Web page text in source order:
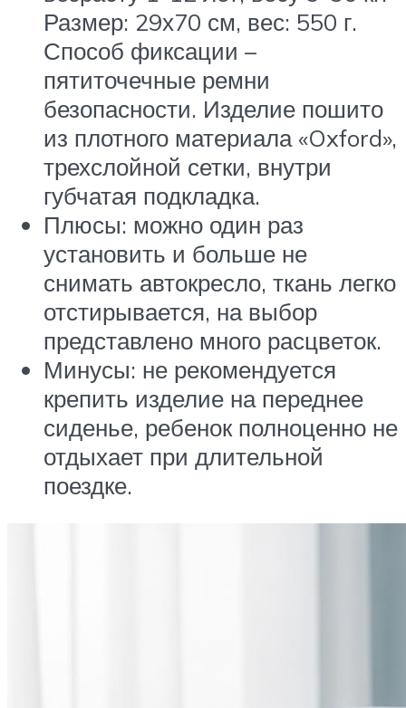
Размер: 29х70 см, вес: 550 г.
Способ фиксации –
пятиточечные ремни
безопасности. Изделие пошито
из плотного материала «Oxford»,
трехслойной сетки, внутри
губчатая подкладка.
Плюсы: можно один раз
установить и больше не
снимать автокресло, ткань легко
отстирывается, на выбор
представлено много расцветок.
Минусы: не рекомендуется
крепить изделие на переднее
сиденье, ребенок полноценно не
отдыхает при длительной
поездке.